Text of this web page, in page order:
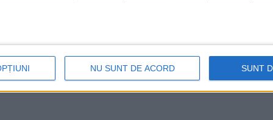
NU SUNT DE ACORD SUNT
Ițcani.
campanie ecologizare Suceava